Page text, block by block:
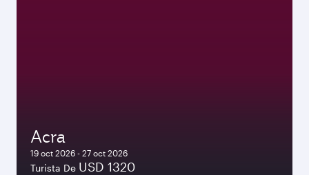
Acra
19 oct 2026 - 27 oct 2026
Turista De USD 1320